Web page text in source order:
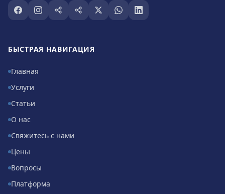
Follow us on facebook
Follow us on instagram
Follow us on snapchat
Follow us on tiktok
Follow us on twitter
Follow us on whatsapp
Follow us on linkedin
БЫСТРАЯ НАВИГАЦИЯ
Главная
Услуги
Статьи
О нас
Свяжитесь с нами
Цены
Вопросы
Платформа